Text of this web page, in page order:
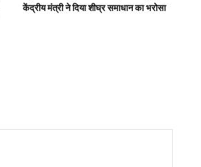
केंद्रीय मंत्री ने दिया शीघ्र समाधान का भरोसा